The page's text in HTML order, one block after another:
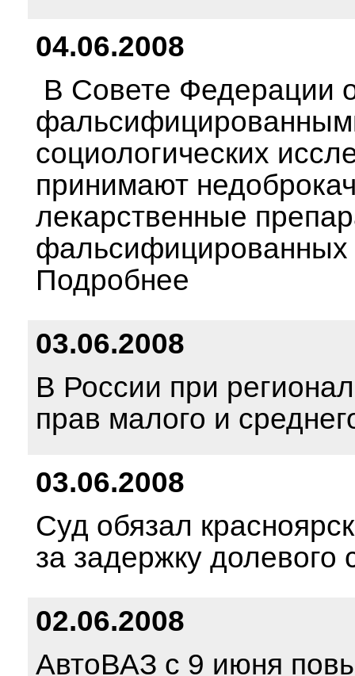
04.06.2008
В Совете Федерации
социологических
принимают
лекарственные
фальсифицированных
Подробнее
03.06.2008
В России при
прав малого и
03.06.2008
Суд обязал
за задержку долевого
02.06.2008
АвтоВАЗ с 9 июня